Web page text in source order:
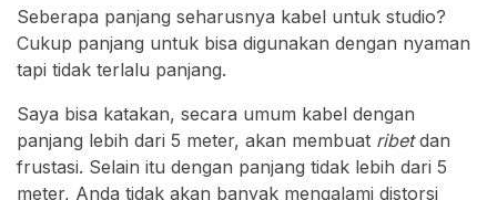
Seberapa panjang seharusnya kabel untuk studio?
Cukup panjang untuk bisa digunakan dengan nyaman
tapi tidak terlalu panjang.
Saya bisa katakan, secara umum kabel dengan
panjang lebih dari 5 meter, akan membuat ribetdan
frustasi. Selain itu dengan panjang tidak lebih dari 5
meter, Anda tidak akan banyak mengalami distorsi